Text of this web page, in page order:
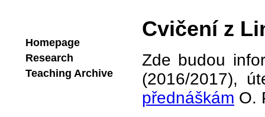
Homepage
Research
Teaching Archive
Cvičení z
Zde budou
(2016/2017),
přednáškám O.